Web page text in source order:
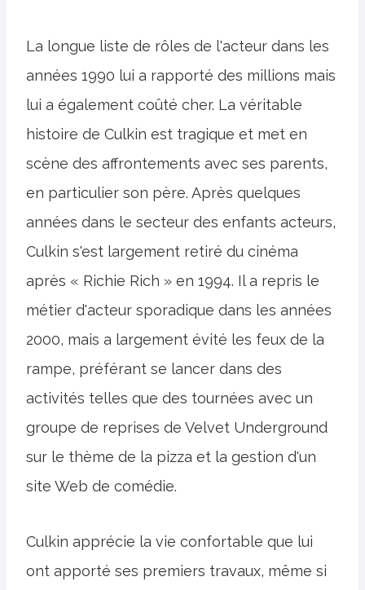
La longue liste de rôles de l'acteur dans les
années 1990 lui a rapporté des millions mais
lui a également coûté cher. La véritable
histoire de Culkin est tragique et met en
scène des affrontements avec ses parents,
en particulier son père. Après quelques
années dans le secteur des enfants acteurs,
Culkin s'est largement retiré du cinéma
après « Richie Rich » en 1994. Il a repris le
métier d'acteur sporadique dans les années
2000, mais a largement évité les feux de la
rampe, préférant se lancer dans des
activités telles que des tournées avec un
groupe de reprises de Velvet Underground
sur le thème de la pizza et la gestion d'un
site Web de comédie.
Culkin apprécie la vie confortable que lui
ont apporté ses premiers travaux, même si